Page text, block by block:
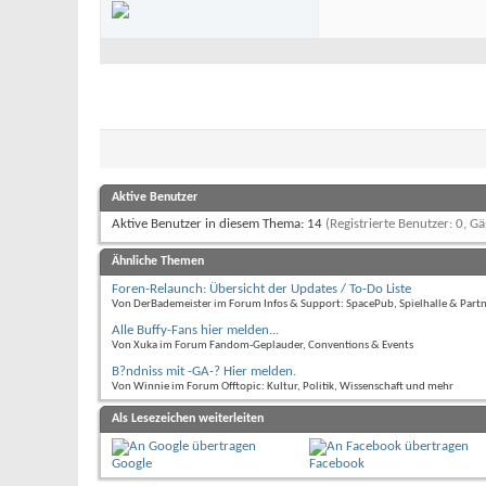
Aktive Benutzer
Aktive Benutzer in diesem Thema: 14 (Registrierte Benutzer: 0,
Ähnliche Themen
Foren-Relaunch: Übersicht der Updates / To-Do Liste
Von DerBademeister im Forum Infos & Support: SpacePub, Spielhalle &
Alle Buffy-Fans hier melden...
Von Xuka im Forum Fandom-Geplauder, Conventions & Events
B?ndniss mit -GA-? Hier melden.
Von Winnie im Forum Offtopic: Kultur, Politik, Wissenschaft und mehr
Als Lesezeichen weiterleiten
Google Facebook